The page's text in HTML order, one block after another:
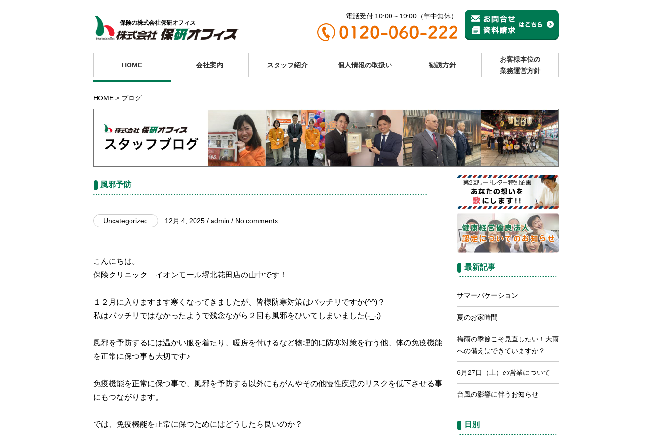
保険の株式会社保研オフィス
電話受付 10:00～19:00（年中無休）
HOME 会社案内 スタッフ紹介 個人情報の取扱い 勧誘方針
お客様本位の
業務運営方針
HOME ブログ
風邪予防
Uncategorized 12月 4, 2025 / admin / No comments
こんにちは。
保険クリニック イオンモール堺北花田店の山中です！
１２月に入りますます寒くなってきましたが、皆様防寒対策はバッチリですか(^^)？
私はバッチリではなかったようで残念ながら２回も風邪をひいてしまいました(-_-;)
風邪を予防するには温かい服を着たり、暖房を付けるなど物理的に防寒対策を行う他、体の免疫機能
を正常に保つ事も大切です♪
免疫機能を正常に保つ事で、風邪を予防する以外にもがんやその他慢性疾患のリスクを低下させる事
にもつながります。
では、免疫機能を正常に保つためにはどうしたら良いのか？
最新記事
サマーバケーション
夏のお家時間
梅雨の季節こそ見直したい！大雨
への備えはできていますか？
6月27日（土）の営業について
台風の影響に伴うお知らせ
日別